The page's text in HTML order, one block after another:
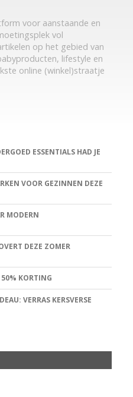
voor aanstaande en
vol
op het gebied van
lifestyle en
online (winkel)straatje
ESSENTIALS HAD JE
VOOR GEZINNEN DEZE
MODERN
DEZE ZOMER
KORTING
VERRAS KERSVERSE